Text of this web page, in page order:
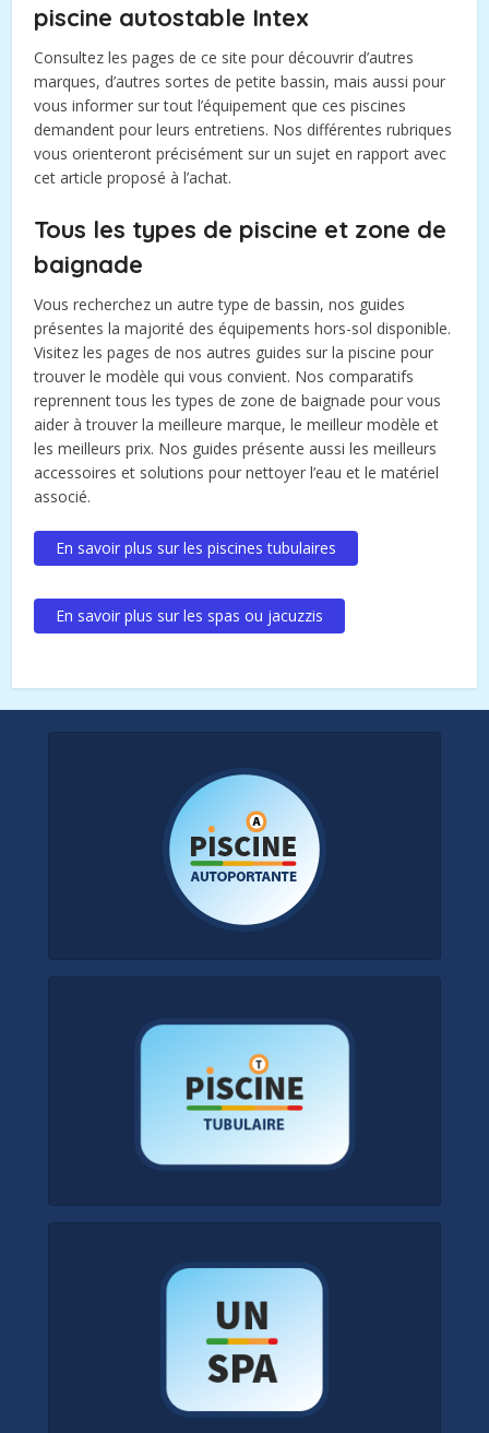
piscine autostable Intex
Consultez les pages de ce site pour découvrir d’autres
marques, d’autres sortes de petite bassin, mais aussi pour
vous informer sur tout l’équipement que ces piscines
demandent pour leurs entretiens. Nos différentes rubriques
vous orienteront précisément sur un sujet en rapport avec
cet article proposé à l’achat.
Tous les types de piscine et zone de
baignade
Vous recherchez un autre type de bassin, nos guides
présentes la majorité des équipements hors-sol disponible.
Visitez les pages de nos autres guides sur la piscine pour
trouver le modèle qui vous convient. Nos comparatifs
reprennent tous les types de zone de baignade pour vous
aider à trouver la meilleure marque, le meilleur modèle et
les meilleurs prix. Nos guides présente aussi les meilleurs
accessoires et solutions pour nettoyer l’eau et le matériel
associé.
En savoir plus sur les piscines tubulaires
En savoir plus sur les spas ou jacuzzis